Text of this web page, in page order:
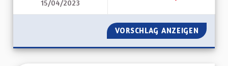
15/04/2023 BILINGUISME
VORSCHLAG ANZEIGEN